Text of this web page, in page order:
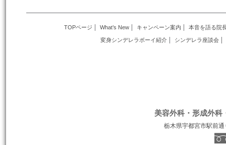
TOPページ What’s New キャンペーン案内 本音を語る院
変身シンデレラボーイ紹介 シンデレラ座談会
美容外科・形成外科
栃木県宇都宮市駅前